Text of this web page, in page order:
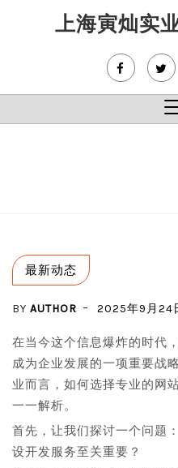
上海寅灿实
Close
最新动态
BY AUTHOR 2025年9月24
在当今这个信息爆炸的时代
成为企业发展的一项重要战
业而言，如何选择专业的网
一一解析。
首先，让我们探讨一个问题
设开发服务至关重要？